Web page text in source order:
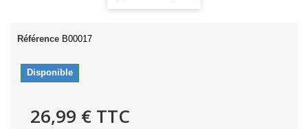
Référence B00017
Disponible
26,99 € TTC